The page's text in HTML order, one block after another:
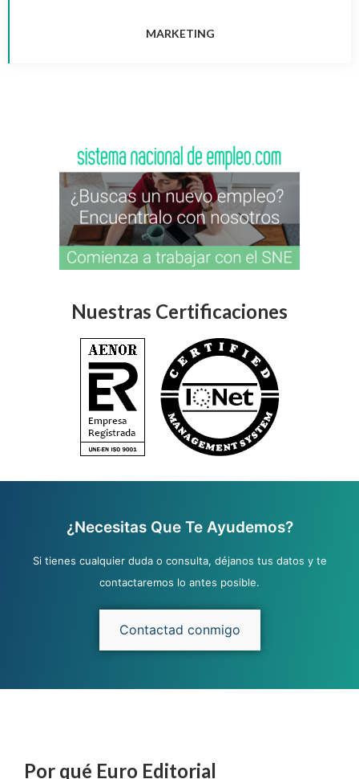
MARKETING
Nuestras Certificaciones
¿Necesitas Que Te Ayudemos?
Si tienes cualquier duda o consulta, déjanos tus datos y te
contactaremos lo antes posible.
Contactad conmigo
Por qué Euro Editorial